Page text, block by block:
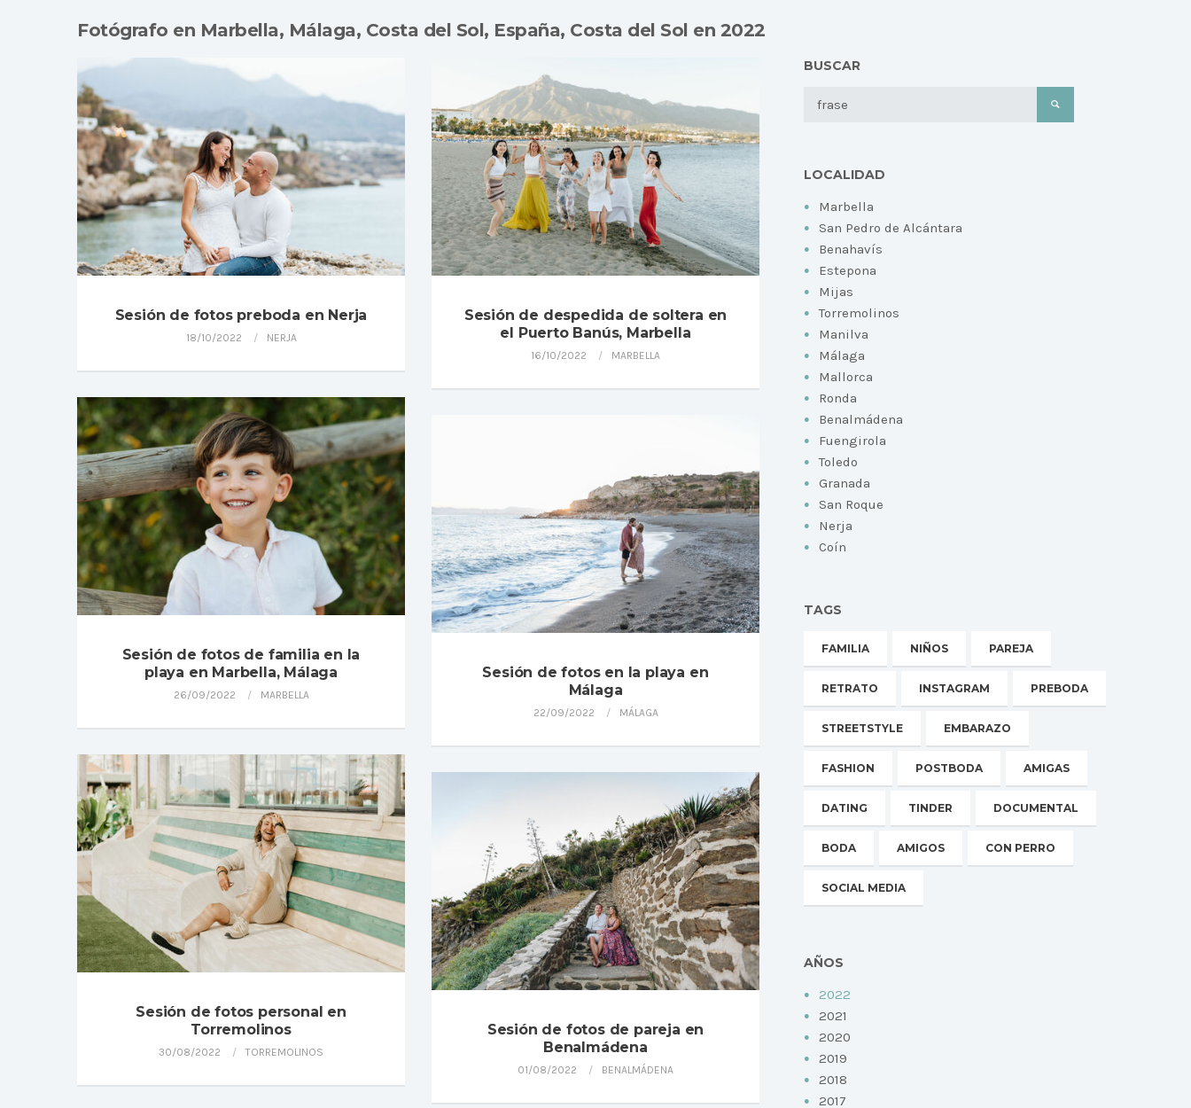
Fotógrafo en Marbella, Málaga, Costa del Sol, España, Costa del Sol en 2022
Sesión de fotos preboda en Nerja
18/10/2022 NERJA
Sesión de despedida de soltera en
el Puerto Banús, Marbella
16/10/2022 MARBELLA
Sesión de fotos de familia en la
playa en Marbella, Málaga
26/09/2022 MARBELLA
Sesión de fotos en la playa en
Málaga
22/09/2022 MÁLAGA
Sesión de fotos personal en
Torremolinos
30/08/2022 TORREMOLINOS
Sesión de fotos de pareja en
Benalmádena
01/08/2022 BENALMÁDENA
BUSCAR
LOCALIDAD
Marbella
San Pedro de Alcántara
Benahavís
Estepona
Mijas
Torremolinos
Manilva
Málaga
Mallorca
Ronda
Benalmádena
Fuengirola
Toledo
Granada
San Roque
Nerja
Coín
TAGS
FAMILIA NIÑOS PAREJA
RETRATO INSTAGRAM PREBODA
STREETSTYLE EMBARAZO
FASHION POSTBODA AMIGAS
DATING TINDER DOCUMENTAL
BODA AMIGOS CON PERRO
SOCIAL MEDIA
AÑOS
2022
2021
2020
2019
2018
2017